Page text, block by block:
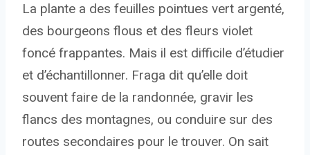
La plante a des feuilles pointues vert argenté,
des bourgeons flous et des fleurs violet
foncé frappantes. Mais il est difficile d’étudier
et d’échantillonner. Fraga dit qu’elle doit
souvent faire de la randonnée, gravir les
flancs des montagnes, ou conduire sur des
routes secondaires pour le trouver. On sait